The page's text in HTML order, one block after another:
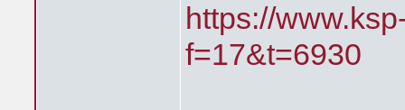
https://
f=17&t=6930